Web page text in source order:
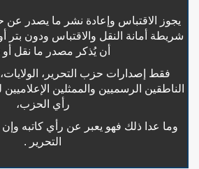
يجوز الاقتباس وإعادة نشر ما يصدر عن
شريطة أمانة النقل والاقتباس ودون بتر
أن يُذكر مصدر ما نقل
فقط إصدارات حزب التحرير، الولايات،
الناطقين الرسميين والممثلين
رأي الحزب،
وما عدا ذلك فهو يعبر عن رأي كاتبه
التحرير .